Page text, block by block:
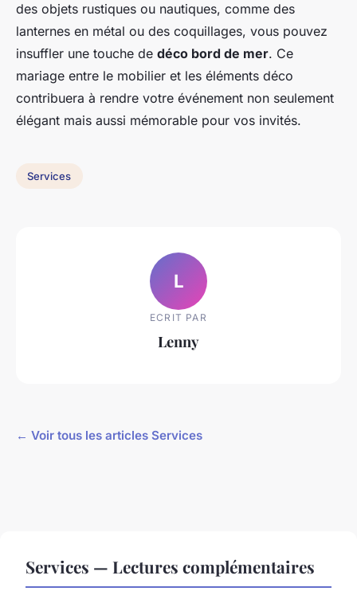
des objets rustiques ou nautiques, comme des
lanternes en métal ou des coquillages, vous pouvez
insuffler une touche de déco bord de mer. Ce
mariage entre le mobilier et les éléments déco
contribuera à rendre votre événement non seulement
élégant mais aussi mémorable pour vos invités.
Services
L
ECRIT PAR
Lenny
← Voir tous les articles Services
Services — Lectures complémentaires